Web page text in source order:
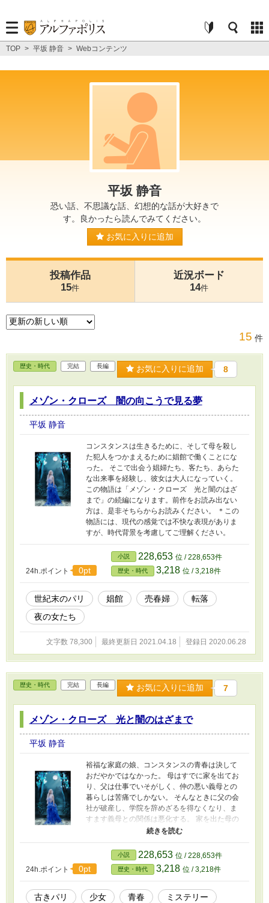
TOP > 平坂 静音 > Webコンテンツ
平坂 静音
恐い話、不思議な話、幻想的な話が大好きで
す。良かったら読んでみてください。
お気に入りに追加
投稿作品
15件
近況ボード
14件
15 件
歴史・時代 完結 長編 お気に入りに追加 8
メゾン・クローズ 闇の向こうで見る夢
平坂 静音
コンスタンスは生きるために、そして母を殺し
た犯人をつかまえるために娼館で働くことにな
った。 そこで出会う娼婦たち、客たち、あらた
な出来事を経験し、彼女は大人になっていく。
この物語は「メゾン・クローズ 光と闇のはざ
まで」の続編になります。前作をお読み出ない
方は、是非そちらからお読みください。 ＊この
物語には、現代の感覚では不快な表現がありま
すが、時代背景を考慮してご理解ください。
24h.ポイント 0pt
小説 228,653 位 / 228,653件
歴史・時代 3,218 位 / 3,218件
世紀末のパリ 娼館 売春婦
転落
夜の女たち
文字数 78,300 最終更新日 2021.04.18 登録日 2020.06.28
歴史・時代 完結 長編 お気に入りに追加 7
メゾン・クローズ 光と闇のはざまで
平坂 静音
裕福な家庭の娘、コンスタンスの青春は決して
おだやかではなかった。 母はすでに家を出てお
り、父は仕事でいそがしく、仲の悪い義母との
暮らしは苦痛でしかない。 そんなときに父の会
社が破産し、学院を辞めざるを得なくなり、ま
すます義母との関係は悪化する。 家を出た母の
行方をさがしていたとき、事件にまきこまれ、
末のパリ。夜の世界へと転落していく一人の少
女は、試練に揉まれ、したたかに強く生きる。
24h.ポイント
0pt
小説 228,653 位 / 228,653件
歴史・時代 3,218 位 / 3,218件
古きパリ 少女 青春
ミステリー